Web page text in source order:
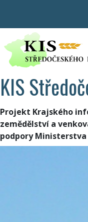
KIS
Projekt Krajského
zemědělství a
podpory